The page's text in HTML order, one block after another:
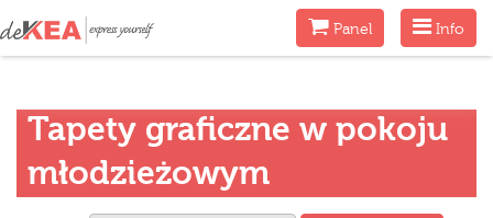
Menu
Info
MenuPanel
Tapety graficzne w pokoju
młodzieżowym